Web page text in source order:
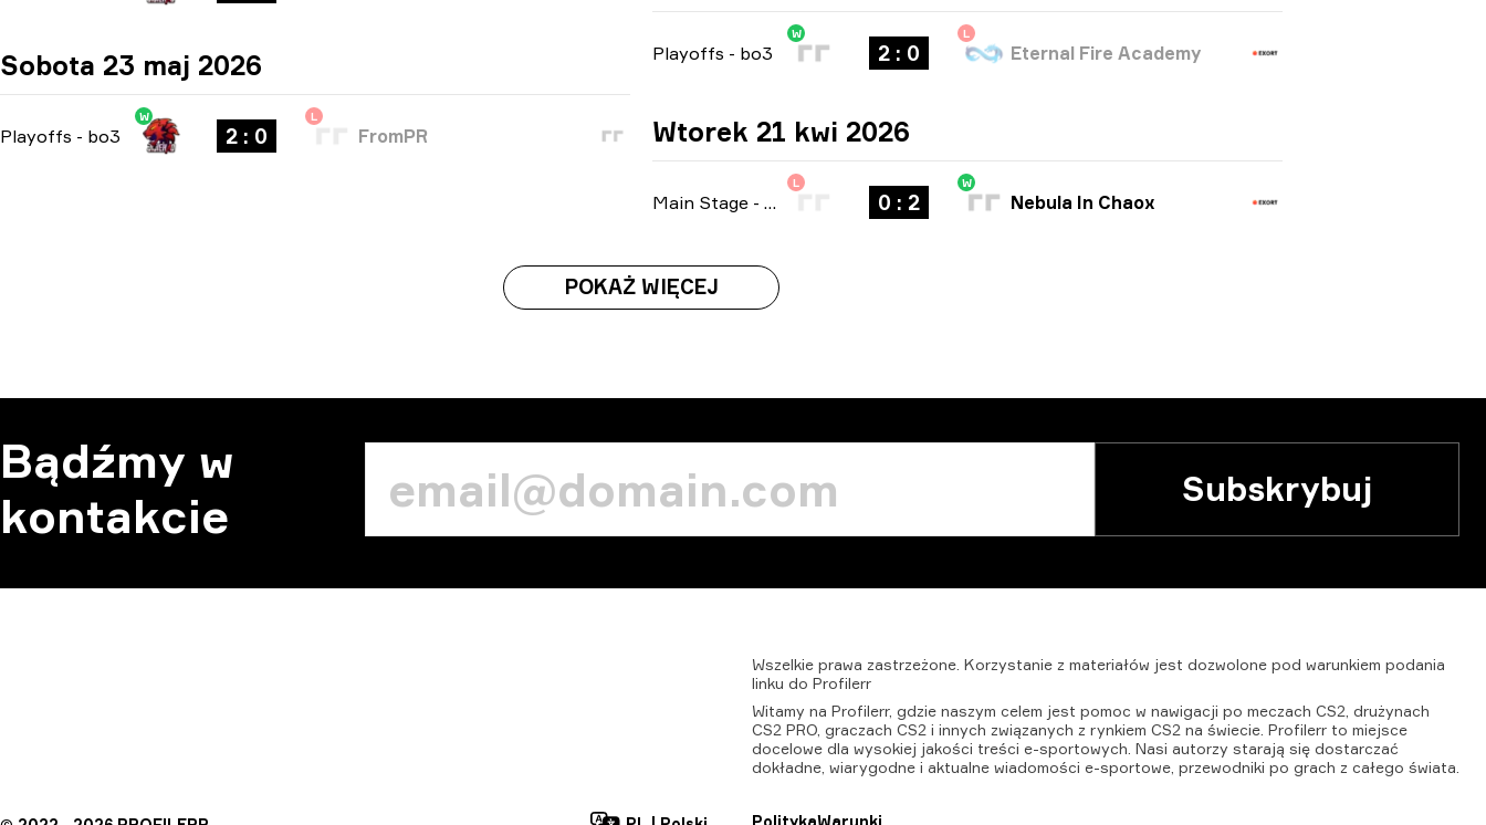
Sobota 23 maj 2026
Playoffs - bo3
W
2 : 0
L
FromPR
Playoffs - bo3
W
2 : 0
L
Eternal Fire Academy
Wtorek 21 kwi 2026
Main Stage - bo3
L
0 : 2
W
Nebula In Chaox
POKAŻ WIĘCEJ
Bądźmy w
kontakcie
Subskrybuj
Wszelkie prawa zastrzeżone. Korzystanie z materiałów jest dozwolone pod warunkiem podania
linku do Profilerr
Witamy na Profilerr, gdzie naszym celem jest pomoc w nawigacji po meczach CS2, drużynach
CS2 PRO, graczach CS2 i innych związanych z rynkiem CS2 na świecie. Profilerr to miejsce
docelowe dla wysokiej jakości treści e-sportowych. Nasi autorzy starają się dostarczać
dokładne, wiarygodne i aktualne wiadomości e-sportowe, przewodniki po grach z całego świata.
PolitykaWarunki